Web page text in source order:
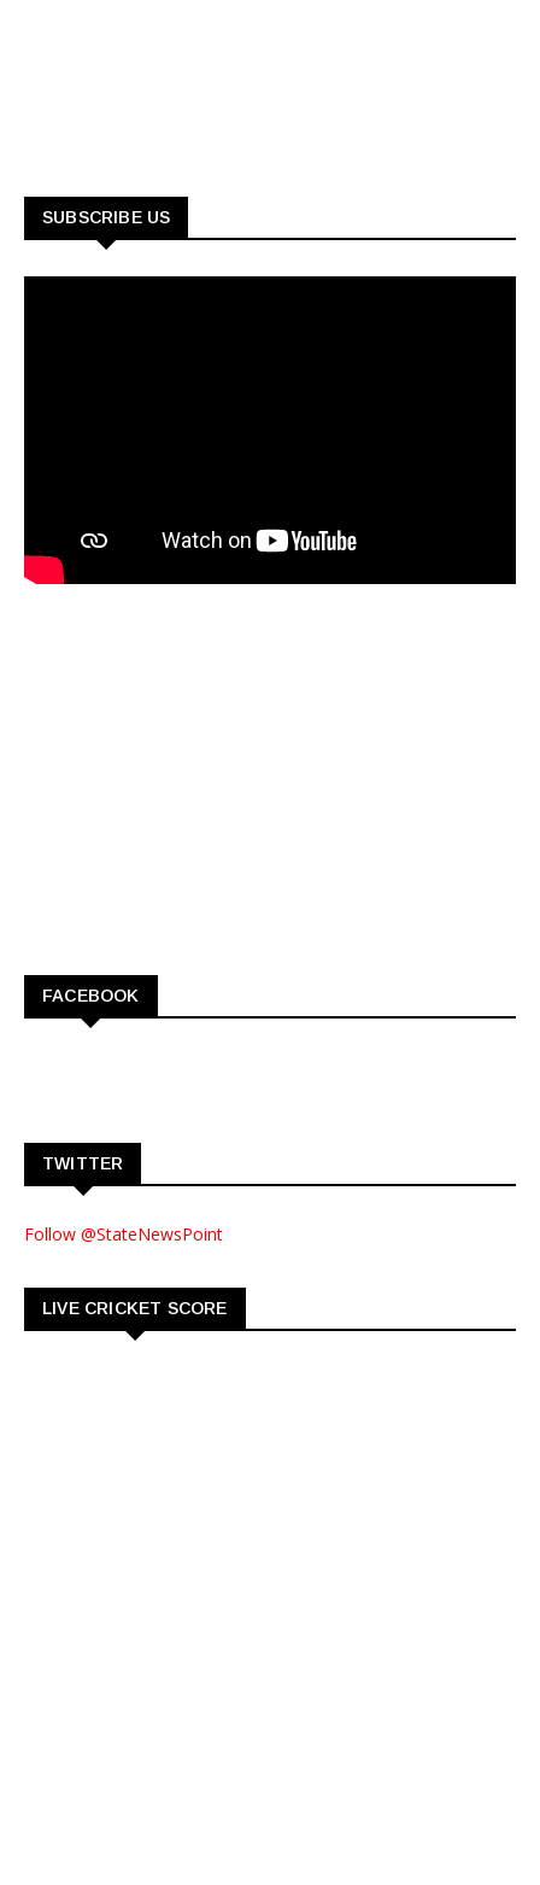
SUBSCRIBE US
FACEBOOK
TWITTER
Follow @StateNewsPoint
LIVE CRICKET SCORE